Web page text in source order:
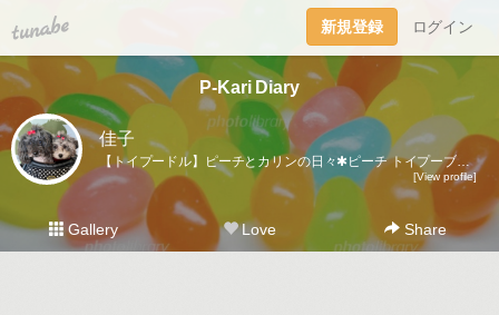
tuna.be 新規登録 ログイン
P-Kari Diary
佳子
【トイプードル】ピーチとカリンの日々✱ピーチ トイプーブラック🐩♀ 🎂2008.1.18 ⚖️3.7kgカリン トイプーシルバー🐩♀ 🎂2022.5.11 ⚖️2.6kg
[View profile]
Gallery Love Share